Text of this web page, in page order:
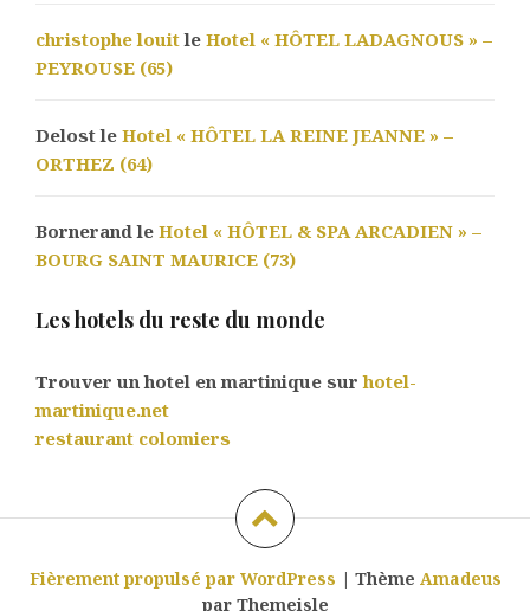
christophe louitle Hotel « HÔTEL LADAGNOUS » –
PEYROUSE (65)
Delost le Hotel « HÔTEL LA REINE JEANNE » –
ORTHEZ (64)
Bornerand le Hotel « HÔTEL & SPA ARCADIEN » –
BOURG SAINT MAURICE (73)
Les hotels du reste du monde
Trouver un hotel en martinique surhotel-
martinique.net
restaurant colomiers
Fièrement propulsé par WordPress | Thème Amadeus
par Themeisle